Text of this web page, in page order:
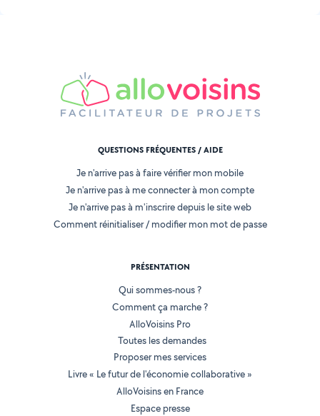
QUESTIONS FRÉQUENTES / AIDE
Je n'arrive pas à faire vérifier mon mobile
Je n'arrive pas à me connecter à mon compte
Je n'arrive pas à m'inscrire depuis le site web
Comment réinitialiser / modifier mon mot de passe
PRÉSENTATION
Qui sommes-nous ?
Comment ça marche ?
AlloVoisins Pro
Toutes les demandes
Proposer mes services
Livre « Le futur de l'économie collaborative »
AlloVoisins en France
Espace presse